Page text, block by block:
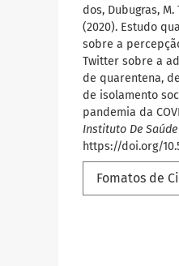
dos, Dubugras, M.
(2020). Estudo
sobre a
Twitter sobre a
de quarentena,
de isolamento
pandemia da
Instituto De
https://doi.org/
Fomatos de